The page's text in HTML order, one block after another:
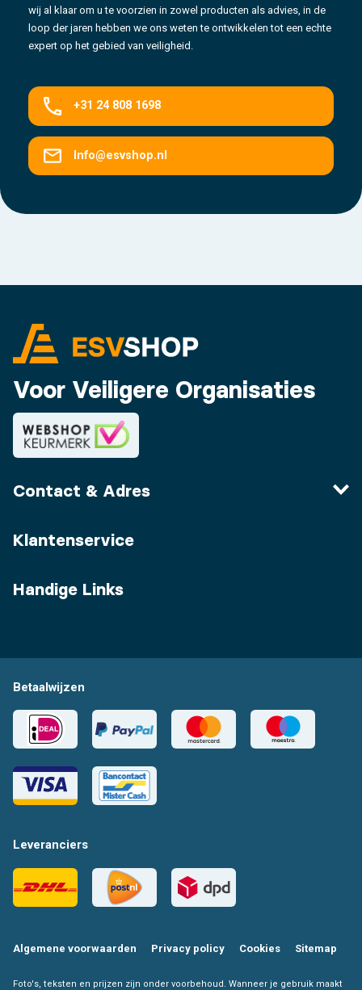
wij al klaar om u te voorzien in zowel producten als advies, in de
loop der jaren hebben we ons weten te ontwikkelen tot een echte
expert op het gebied van veiligheid.
+31 24 808 1698
Info@esvshop.nl
Voor Veiligere Organisaties
Contact & Adres
Klantenservice
Handige Links
Betaalwijzen
Leveranciers
Algemene voorwaarden Privacy policy Cookies Sitemap
Foto's, teksten en prijzen zijn onder voorbehoud. Wanneer je gebruik maakt